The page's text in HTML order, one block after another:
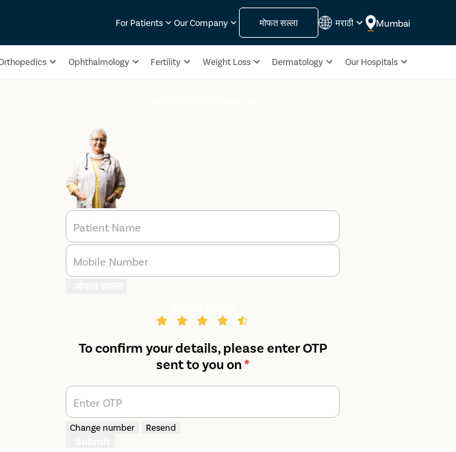
For Patients Our Company मोफत सल्ला मराठी Mumbai
Ophthalmology Fertility Weight Loss Dermatology Our Hospitals
Patient Name
Mobile Number
To confirm your details, please enter OTP
sent to you on*
Enter OTP
Change number Resend